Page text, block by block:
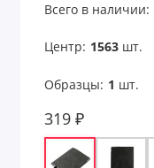
Всего в наличии:
Центр: 1563шт.
Образцы: 1 шт.
319 ₽